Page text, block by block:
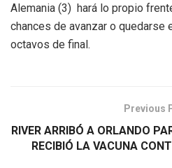
Alemania (3) hará lo propio
chances de avanzar o quedarse
octavos de final.
Previous
RIVER ARRIBÓ A ORLANDO
RECIBIÓ LA VACUNA